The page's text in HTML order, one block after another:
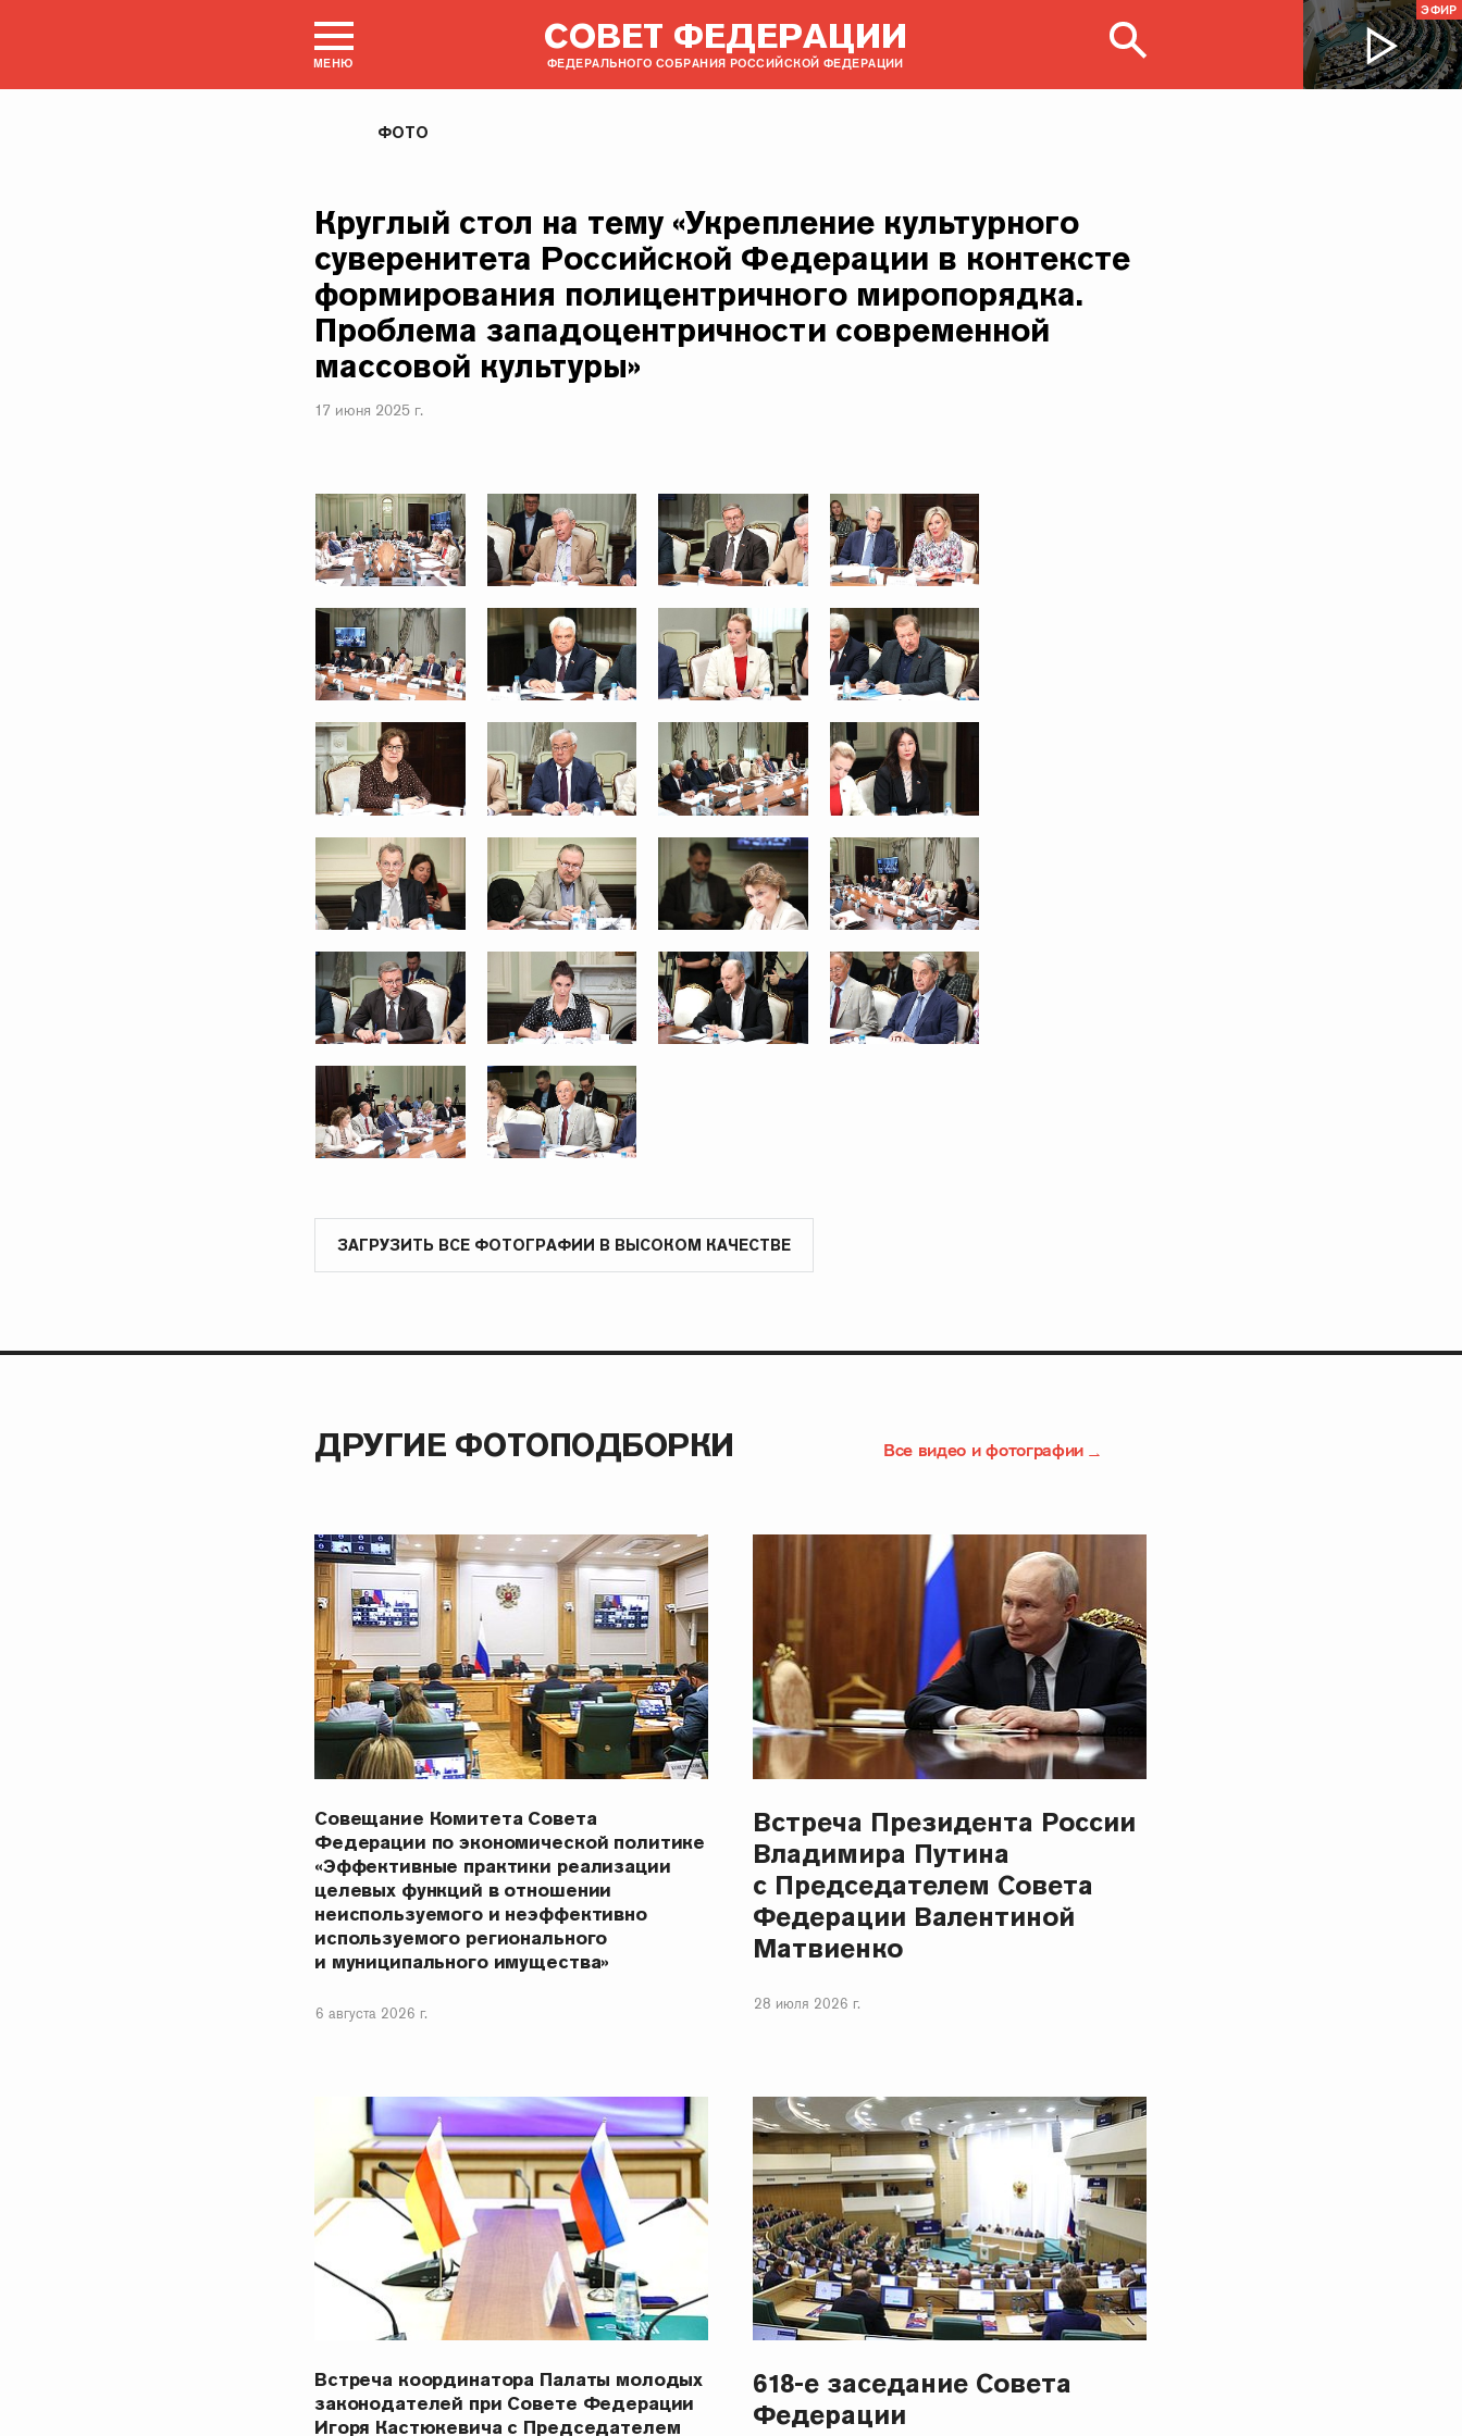
МЕНЮ
СОВЕТ ФЕДЕРАЦИИ
ФЕДЕРАЛЬНОГО СОБРАНИЯ РОССИЙСКОЙ ФЕДЕРАЦИИ
ЭФИР
ФОТО
Круглый стол на тему «Укрепление культурного
суверенитета Российской Федерации в контексте
формирования полицентричного миропорядка.
Проблема западоцентричности современной
массовой культуры»
17 июня 2025 г.
ЗАГРУЗИТЬ ВСЕ ФОТОГРАФИИ В ВЫСОКОМ КАЧЕСТВЕ
ДРУГИЕ ФОТОПОДБОРКИ Все видео и фотографии
Совещание Комитета Совета
Федерации по экономической политике
«Эффективные практики реализации
целевых функций в отношении
неиспользуемого и неэффективно
используемого регионального
и муниципального имущества»
6 августа 2026 г.
Встреча Президента России
Владимира Путина
с Председателем Совета
Федерации Валентиной
Матвиенко
28 июля 2026 г.
Встреча координатора Палаты молодых
законодателей при Совете Федерации
Игоря Кастюкевича с Председателем
618-е заседание Совета
Федерации